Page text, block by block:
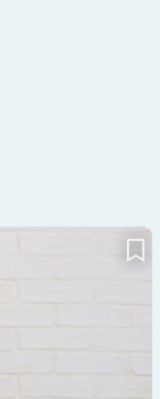
Fleisch mehr …